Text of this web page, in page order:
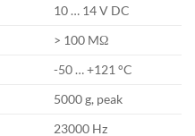
10 … 14 V DC
> 100 MΩ
-50 … +121 °C
5000 g, peak
23000 Hz